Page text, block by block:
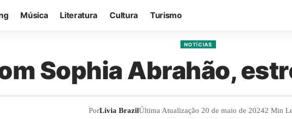
Música Literatura Cultura Turismo
NOTÍCIAS
Sophia Abrahão,
PorLivia BrazilÚltima Atualização 20 de maio de 20242 Min